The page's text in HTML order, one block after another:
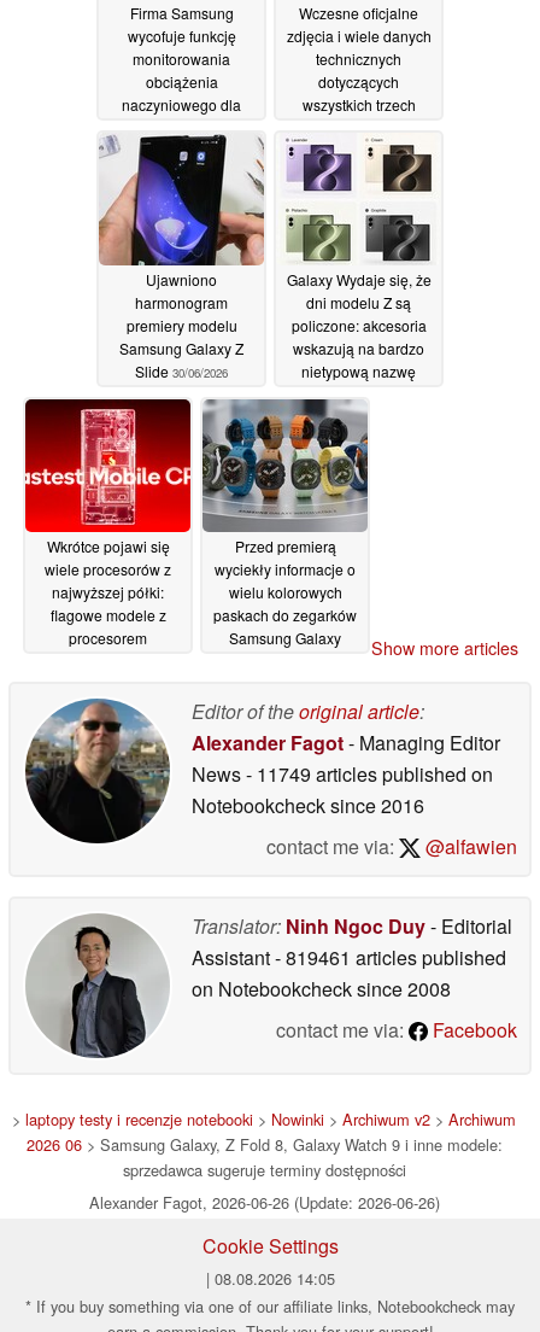
Firma Samsung
wycofuje funkcję
monitorowania
obciążenia
naczyniowego dla
zegarków Galaxy
Watch w Stanach
Zjednoczonych
02/07/2026
Wczesne oficjalne
zdjęcia i wiele danych
technicznych
dotyczących
wszystkich trzech
serii „ Galaxy ” Z
Foldable przed
premierą
Ujawniono
harmonogram
premiery modelu
Samsung Galaxy Z
Slide 30/06/2026
Galaxy Wydaje się, że
dni modelu Z są
policzone: akcesoria
wskazują na bardzo
nietypową nazwę
iPhone’a Ultra firmy
Samsung29/06/2026
Wkrótce pojawi się
wiele procesorów z
najwyższej półki:
flagowe modele z
procesorem
technologii 2 nm będą
najprawdopodobniej
niezwykle drogie
28/06/2026
Przed premierą
wyciekły informacje o
wielu kolorowych
paskach do zegarków
Samsung Galaxy
Show more articles
Editor of theoriginal article:
Alexander Fagot- Managing Editor
News- 11749 articles published on
Notebookchecksince 2016
contact me via:
@alfawien
Translator: Ninh Ngoc Duy- Editorial
Assistant- 819461 articles published
on Notebookchecksince 2008
contact me via:
Facebook
> laptopy testy i recenzje notebooki > Nowinki > Archiwum v2 > Archiwum
2026 06> Samsung Galaxy, Z Fold 8, Galaxy Watch 9 i inne modele:
sprzedawca sugeruje terminy dostępności
Alexander Fagot, 2026-06-26 (Update: 2026-06-26)
Cookie Settings
| 08.08.2026 14:05
* If you buy something via one of our affiliate links, Notebookcheck may